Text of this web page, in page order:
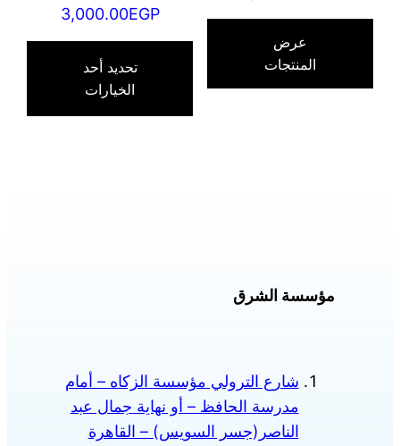
السعر:
خلال
عرض
المنتجات
3,000.00EGP
السعر:
خلال
تحديد أحد
الخيارات
مؤسسة الشرق
شارع الترولي مؤسسة الزكاه – أمام
مدرسة الحافظ – أو نهاية جمال عبد
الناصر(جسر السويس) – القاهرة